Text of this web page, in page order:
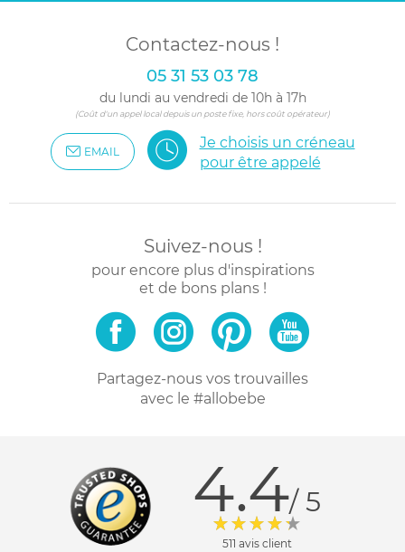
Contactez-nous !
05 31 53 03 78
du lundi au vendredi de 10h à 17h
(Coût d'un appel local depuis un poste fixe, hors coût opérateur)
EMAIL
Je choisis un créneau
pour être appelé
Suivez-nous !
pour encore plus d'inspirations
et de bons plans !
Partagez-nous vos trouvailles
avec le #allobebe
4.4/ 5
511 avis client